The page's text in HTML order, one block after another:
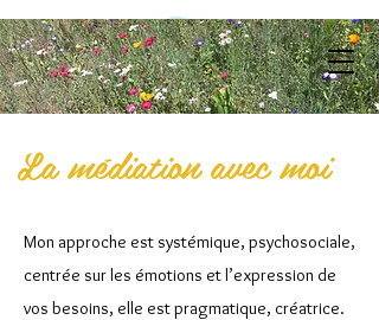
La médiation avec moi
Mon approche est systémique, psychosociale,
centrée sur les émotions et l’expression de
vos besoins, elle est pragmatique, créatrice.